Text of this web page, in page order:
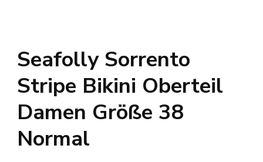
Seafolly Sorrento
Stripe Bikini Oberteil
Damen Größe 38
Normal